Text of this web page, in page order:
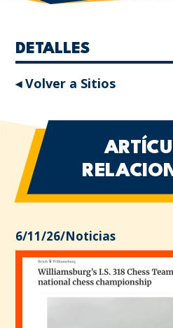
DETALLES
◂ Volver a Sitios
6/11/26/Noticias